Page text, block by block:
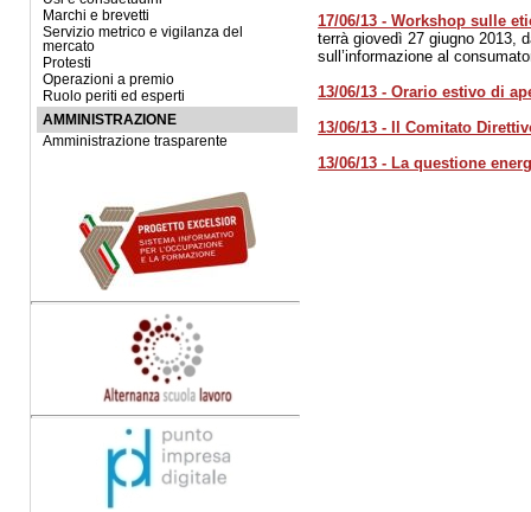
Marchi e brevetti
Servizio metrico e vigilanza del
mercato
Protesti
Operazioni a premio
Ruolo periti ed esperti
AMMINISTRAZIONE
Amministrazione trasparente
17/06/13 - Workshop sulle
terrà giovedì 27 giugno 2013,
sull’informazione al
13/06/13 - Orario estivo di
13/06/13 - Il Comitato
13/06/13 - La questione